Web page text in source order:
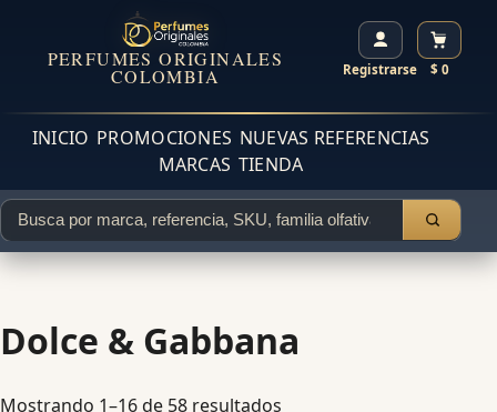
PERFUMES ORIGINALES
COLOMBIA Registrarse $ 0
INICIO PROMOCIONES NUEVAS REFERENCIAS
MARCAS TIENDA
Dolce & Gabbana
Mostrando 1–16 de 58 resultados